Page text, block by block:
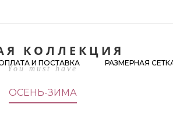
И ПОСТАВКА РАЗМЕРНАЯ
СМОТРЕТЬ
КОЛЛЕКЦИЯ
You must have
ОСЕНЬ-ЗИМА